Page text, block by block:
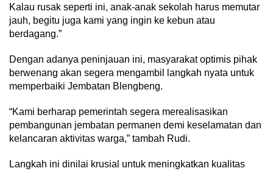
Kalau rusak seperti ini, anak-anak sekolah harus memutar
jauh, begitu juga kami yang ingin ke kebun atau
berdagang.”
Dengan adanya peninjauan ini, masyarakat optimis pihak
berwenang akan segera mengambil langkah nyata untuk
memperbaiki Jembatan Blengbeng.
“Kami berharap pemerintah segera merealisasikan
pembangunan jembatan permanen demi keselamatan dan
kelancaran aktivitas warga,” tambah Rudi.
Langkah ini dinilai krusial untuk meningkatkan kualitas